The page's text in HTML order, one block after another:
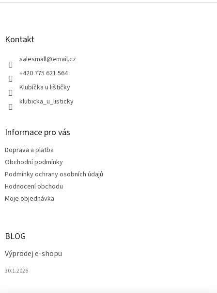
Z
Kontakt
salesmall@email.cz
+420 775 621 564
Klubíčka u lištičky
klubicka_u_listicky
Informace pro vás
Doprava a platba
Obchodní podmínky
Podmínky ochrany osobních údajů
Hodnocení obchodu
Moje objednávka
BLOG
Výprodej e-shopu
30.1.2026